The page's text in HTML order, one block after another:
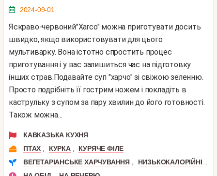
2024-09-01
Яскраво-червоний"Xarco" можна приготувати досить
швидко, якщо використовувати для цього
мультиварку. Вона істотно спростить процес
приготування і у вас залишиться час на підготовку
інших страв.Подавайте суп "харчо" зі свіжою зеленню.
Просто подрібніть її гострим ножем і покладіть в
каструльку з супом за пару хвилин до його готовності.
Також можна...
КАВКАЗЬКА КУХНЯ
ПТАХ , КУРКА ,
КУРЯЧЕ ФІЛЕ
ВЕГЕТАРІАНСЬКЕ ХАРЧУВАННЯ , НИЗЬКОКАЛОРІЙНІ